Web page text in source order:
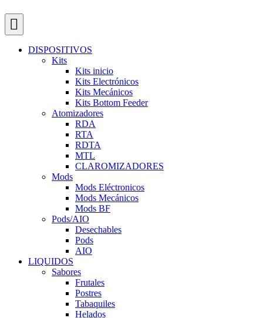
DISPOSITIVOS
Kits
Kits inicio
Kits Electrónicos
Kits Mecánicos
Kits Bottom Feeder
Atomizadores
RDA
RTA
RDTA
MTL
CLAROMIZADORES
Mods
Mods Eléctronicos
Mods Mecánicos
Mods BF
Pods/AIO
Desechables
Pods
AIO
LIQUIDOS
Sabores
Frutales
Postres
Tabaquiles
Helados